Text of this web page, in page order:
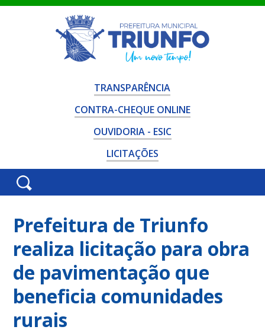
TRANSPARÊNCIA
CONTRA-CHEQUE ONLINE
OUVIDORIA - ESIC
LICITAÇÕES
Prefeitura de Triunfo
realiza licitação para obra
de pavimentação que
beneficia comunidades
rurais